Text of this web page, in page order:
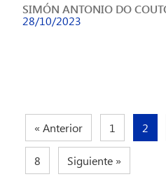
SIMÓN ANTONIO DO
28/10/2023
« Anterior 1 2
8 Siguiente »